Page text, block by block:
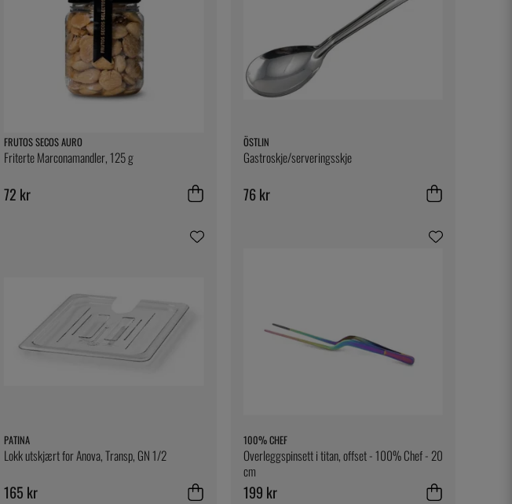
FRUTOS SECOS AURO
Friterte Marconamandler, 125 g
72 kr
ÖSTLIN
Gastroskje/serveringsskje
76 kr
PATINA
Lokk utskjært for Anova, Transp, GN 1/2
165 kr
100% CHEF
Overleggspinsett i titan, offset - 100% Chef - 20
cm
199 kr